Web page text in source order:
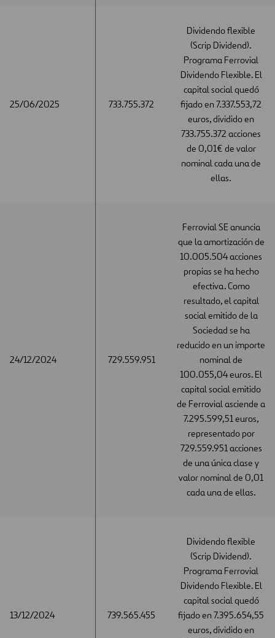
25/06/2025
24/12/2024
13/12/2024
25/06/2025 733.755.372
Dividendo flexible
(Scrip Dividend).
Programa Ferrovial
Dividendo Flexible. El
capital social quedó
fijado en 7.337.553,72
euros, dividido en
733.755.372 acciones
de 0,01€ de valor
nominal cada una de
ellas.
24/12/2024 729.559.951
Ferrovial SE anuncia
que la amortización de
10.005.504 acciones
propias se ha hecho
efectiva. Como
resultado, el capital
social emitido de la
Sociedad se ha
reducido en un importe
nominal de
100.055,04 euros. El
capital social emitido
de Ferrovial asciende a
7.295.599,51 euros,
representado por
729.559.951 acciones
de una única clase y
valor nominal de 0,01
cada una de ellas.
13/12/2024 739.565.455
Dividendo flexible
(Scrip Dividend).
Programa Ferrovial
Dividendo Flexible. El
capital social quedó
fijado en 7.395.654,55
euros, dividido en